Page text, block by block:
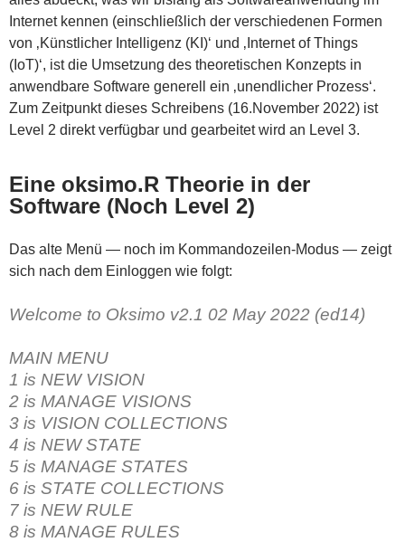
Internet kennen (einschließlich der verschiedenen Formen
von ‚Künstlicher Intelligenz (KI)‘ und ‚Internet of Things
(IoT)‘, ist die Umsetzung des theoretischen Konzepts in
anwendbare Software generell ein ‚unendlicher Prozess‘.
Zum Zeitpunkt dieses Schreibens (16.November 2022) ist
Level 2 direkt verfügbar und gearbeitet wird an Level 3.
Eine oksimo.R Theorie in der
Software (Noch Level 2)
Das alte Menü — noch im Kommandozeilen-Modus — zeigt
sich nach dem Einloggen wie folgt:
Welcome to Oksimo v2.1 02 May 2022 (ed14)
MAIN MENU
1 is NEW VISION
2 is MANAGE VISIONS
3 is VISION COLLECTIONS
4 is NEW STATE
5 is MANAGE STATES
6 is STATE COLLECTIONS
7 is NEW RULE
8 is MANAGE RULES